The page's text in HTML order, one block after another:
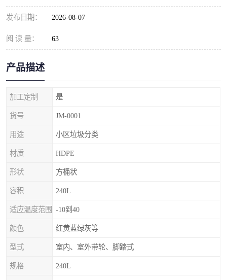
发布日期： 2026-08-07
阅 读 量： 63
产品描述
加工定制 是
货号 JM-0001
用途 小区垃圾分类
材质 HDPE
形状 方桶状
容积 240L
适应温度范围 -10到40
颜色 红黄蓝绿灰等
型式 室内、室外带轮、脚踏式
规格 240L